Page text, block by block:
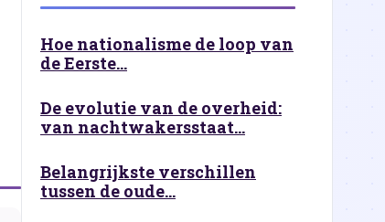
Hoe nationalisme de loop van
de Eerste...
De evolutie van de overheid:
van nachtwakersstaat...
Belangrijkste verschillen
tussen de oude...